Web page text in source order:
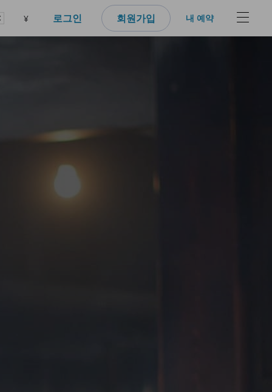
¥ 로그인 회원가입 내 예약